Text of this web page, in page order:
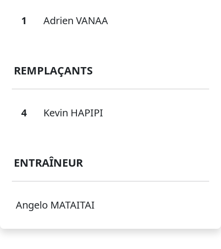
1 Adrien VANAA
REMPLAÇANTS
4 Kevin HAPIPI
ENTRAÎNEUR
Angelo MATAITAI